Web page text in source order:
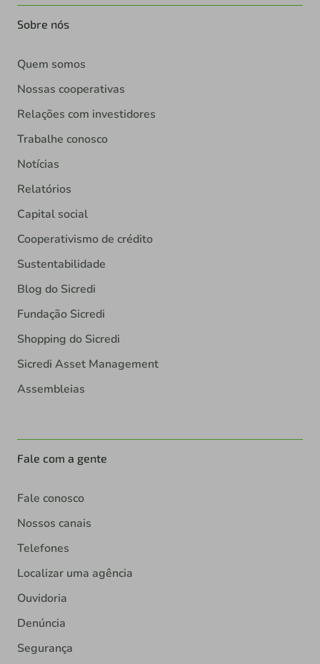
Sobre nós
Quem somos
Nossas cooperativas
Relações com investidores
Trabalhe conosco
Notícias
Relatórios
Capital social
Cooperativismo de crédito
Sustentabilidade
Blog do Sicredi
Fundação Sicredi
Shopping do Sicredi
Sicredi Asset Management
Assembleias
Fale com a gente
Fale conosco
Nossos canais
Telefones
Localizar uma agência
Ouvidoria
Denúncia
Segurança